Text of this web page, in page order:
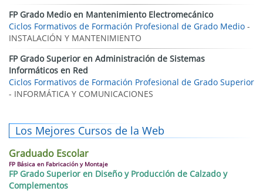
FP Grado Medio en Mantenimiento Electromecánico
Ciclos Formativos de Formación Profesional de Grado Medio -
INSTALACIÓN Y MANTENIMIENTO
FP Grado Superior en Administración de Sistemas
Informáticos en Red
Ciclos Formativos de Formación Profesional de Grado Superior
- INFORMÁTICA Y COMUNICACIONES
Los Mejores Cursos de la Web
Graduado Escolar
FP Básica en Fabricación y Montaje
FP Grado Superior en Diseño y Producción de Calzado y
Complementos